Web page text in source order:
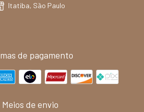
Itatiba, São Paulo
de pagamento
Meios de envio